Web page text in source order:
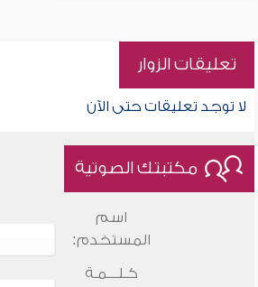
تعليقات الزوار
لا توجد تعليقات حتى الآن
مكتبتك الصوتية
اسم
المستخدم:
كـلـــمـة